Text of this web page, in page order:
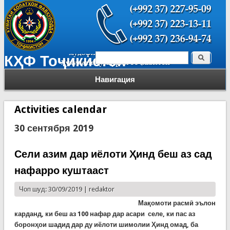
КҲФ Тоҷикистон
Навигация
Форма поиска Поиск
Activities calendar
30 сентября 2019
Сели азим дар иёлоти Ҳинд беш аз сад
нафарро куштааст
Чоп шуд: 30/09/2019 | redaktor
Мақомоти расмӣ эълон
карданд, ки беш аз 100 нафар дар асари селе, ки пас аз
боронҳои шадид дар ду иёлоти шимолии Ҳинд омад, ба